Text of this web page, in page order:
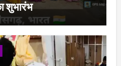
शुभारंभ